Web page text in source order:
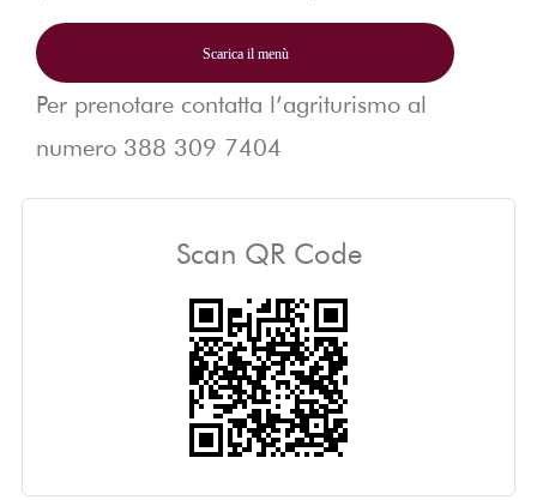
Scarica il menù
Per prenotare contatta l’agriturismo al
numero 388 309 7404
Scan QR Code